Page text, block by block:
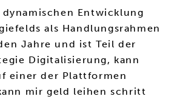
Entwicklung
als Handlungsrahmen
Jahre und ist Teil der
Digitalisierung, kann
einer der Plattformen
mir geld leihen schritt